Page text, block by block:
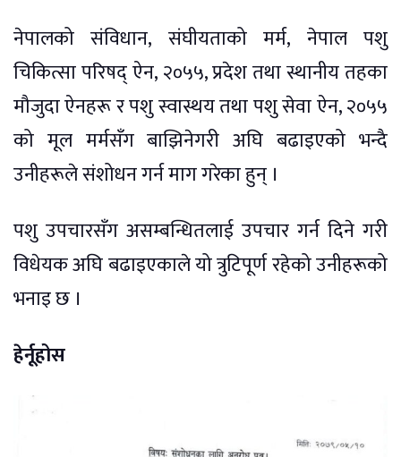
नेपालको संविधान, संघीयताको मर्म, नेपाल पशु
चिकित्सा परिषद् ऐन, २०५५, प्रदेश तथा स्थानीय तहका
मौजुदा ऐनहरू र पशु स्वास्थय तथा पशु सेवा ऐन, २०५५
को मूल मर्मसँग बाझिनेगरी अघि बढाइएको भन्दै
उनीहरूले संशोधन गर्न माग गरेका हुन् ।
पशु उपचारसँग असम्बन्धितलाई उपचार गर्न दिने गरी
विधेयक अघि बढाइएकाले यो त्रुटिपूर्ण रहेको उनीहरूको
भनाइ छ ।
हेर्नूहोस